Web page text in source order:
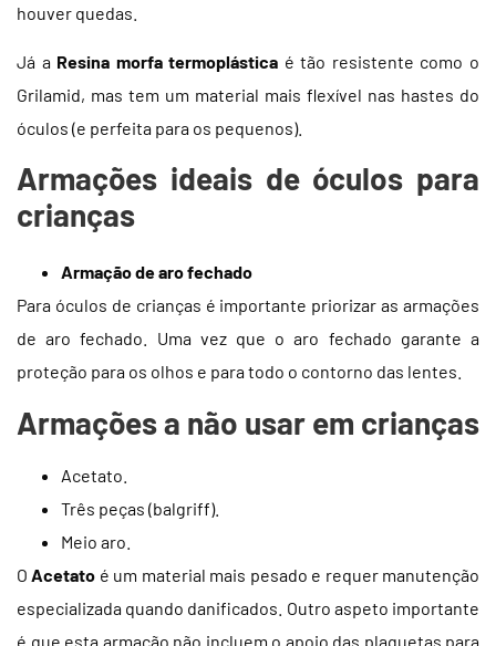
houver quedas.
Já a Resina morfa termoplástica é tão resistente como o
Grilamid, mas tem um material mais flexível nas hastes do
óculos (e perfeita para os pequenos).
Armações ideais de óculos para
crianças
Armação de aro fechado
Para óculos de crianças é importante priorizar as armações
de aro fechado. Uma vez que o aro fechado garante a
proteção para os olhos e para todo o contorno das lentes.
Armações a não usar em crianças
Acetato.
Três peças (balgriff).
Meio aro.
O Acetato é um material mais pesado e requer manutenção
especializada quando danificados. Outro aspeto importante
é que esta armação não incluem o apoio das plaquetas para